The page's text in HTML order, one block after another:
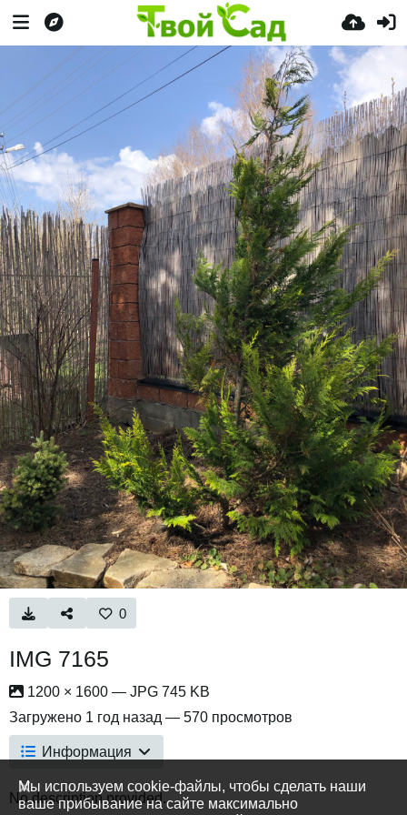
0
IMG 7165
1200 × 1600 — JPG 745 KB
Загружено 1 год назад — 570 просмотров
Информация
No description provided.
Мы используем cookie-файлы, чтобы сделать наши
ваше прибывание на сайте максимально